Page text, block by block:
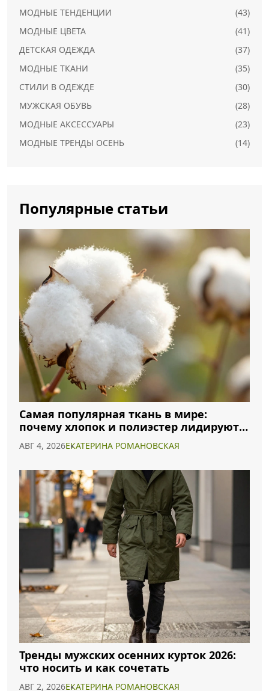
МОДНЫЕ ТЕНДЕНЦИИ
(43)
МОДНЫЕ ЦВЕТА
(41)
ДЕТСКАЯ ОДЕЖДА
(37)
МОДНЫЕ ТКАНИ
(35)
СТИЛИ В ОДЕЖДЕ
(30)
МУЖСКАЯ ОБУВЬ
(28)
МОДНЫЕ АКСЕССУАРЫ
(23)
МОДНЫЕ ТРЕНДЫ ОСЕНЬ
(14)
Популярные статьи
Самая популярная ткань в мире:
почему хлопок и полиэстер лидируют в
2026 году
АВГ 4, 2026ЕКАТЕРИНА РОМАНОВСКАЯ
Тренды мужских осенних курток 2026:
что носить и как сочетать
АВГ 2, 2026ЕКАТЕРИНА РОМАНОВСКАЯ